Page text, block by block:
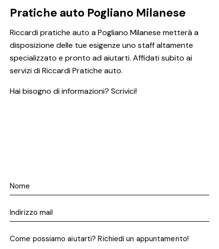
Pratiche auto Pogliano Milanese
Riccardi pratiche auto a Pogliano Milanese metterà a
disposizione delle tue esigenze uno staff altamente
specializzato e pronto ad aiutarti. Affidati subito ai
servizi di Riccardi Pratiche auto.
Hai bisogno di informazioni? Scrivici!